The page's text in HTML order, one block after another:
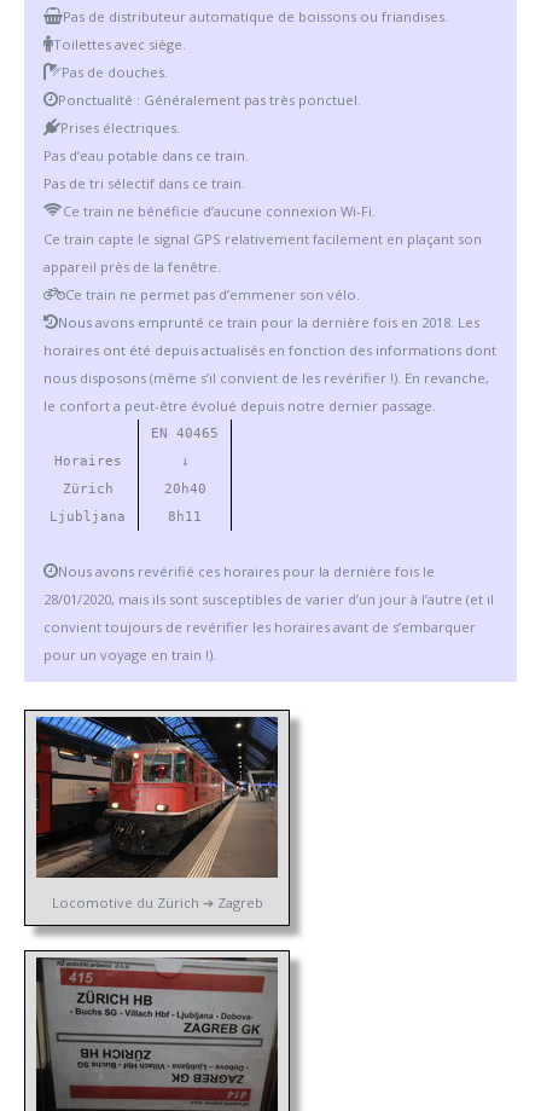
Pas de distributeur automatique de boissons ou friandises.
Toilettes avec siège.
Pas de douches.
Ponctualité : Généralement pas très ponctuel.
Prises électriques.
Pas d’eau potable dans ce train.
Pas de tri sélectif dans ce train.
Ce train ne bénéficie d’aucune connexion Wi-Fi.
Ce train capte le signal GPS relativement facilement en plaçant son
appareil près de la fenêtre.
Ce train ne permet pas d’emmener son vélo.
Nous avons emprunté ce train pour la dernière fois en 2018. Les
horaires ont été depuis actualisés en fonction des informations dont
nous disposons (même s’il convient de les revérifier !). En revanche,
le confort a peut-être évolué depuis notre dernier passage.
EN 40465
Horaires
↓
Zürich
20h40
Ljubljana
8h11
Nous avons revérifié ces horaires pour la dernière fois le
28/01/2020, mais ils sont susceptibles de varier d’un jour à l’autre (et il
convient toujours de revérifier les horaires avant de s’embarquer
pour un voyage en train !).
Locomotive du Zürich ➔ Zagreb